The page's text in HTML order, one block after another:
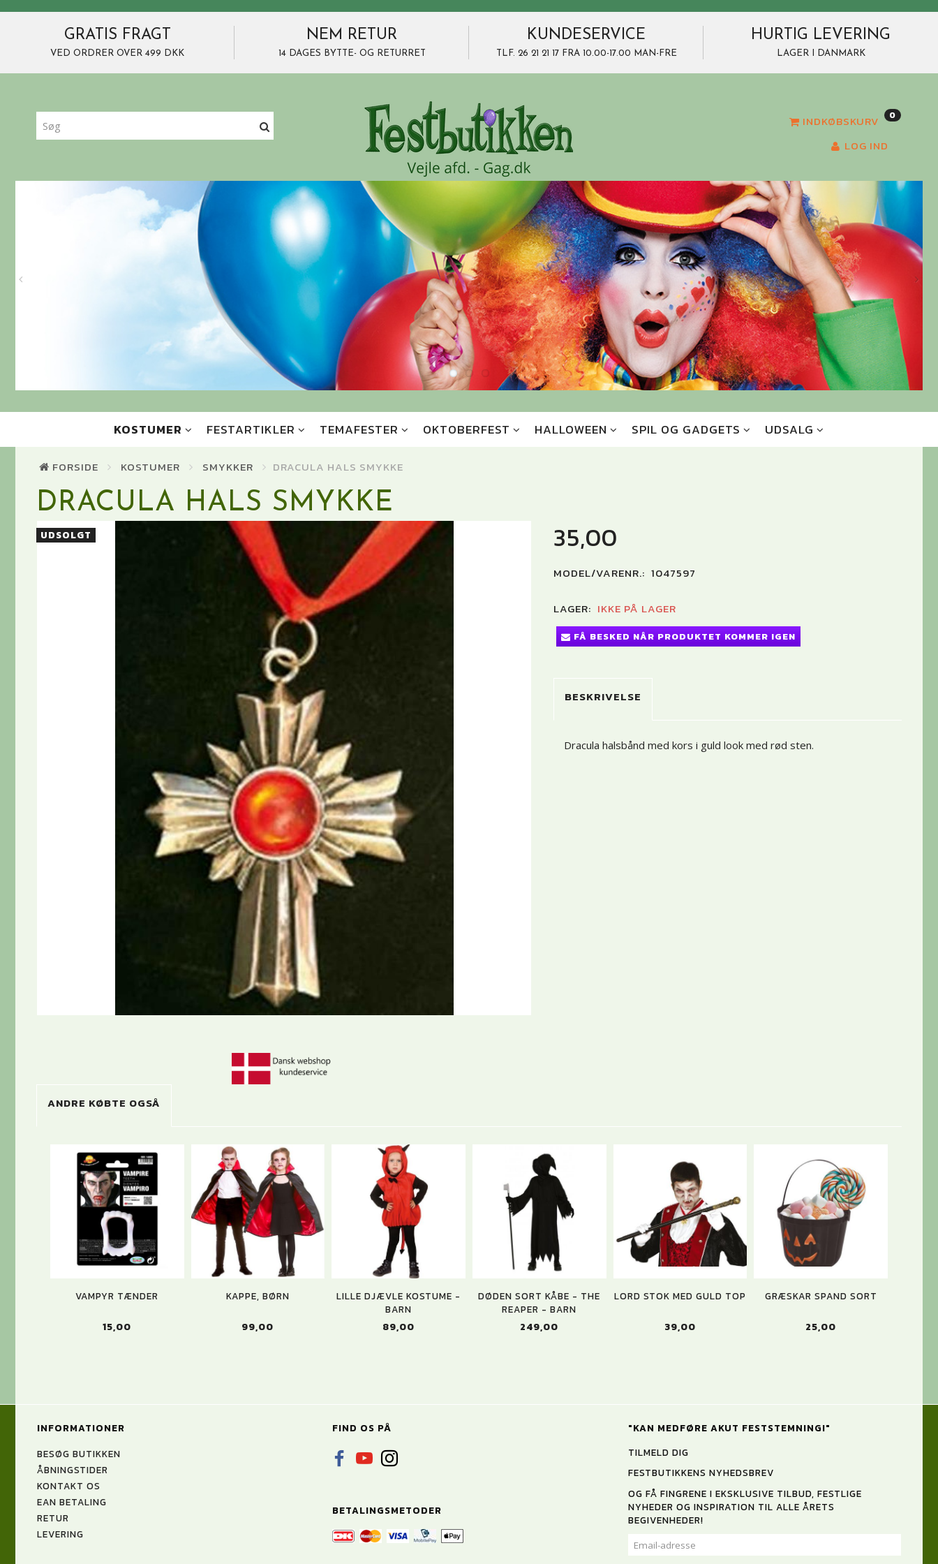
GRATIS FRAGT
VED ORDRER OVER 499 DKK
NEM RETUR
14 DAGES BYTTE- OG RETURRET
KUNDESERVICE
TLF. 26 21 21 17 FRA 10.00-17.00 MAN-FRE
HURTIG LEVERING
LAGER I DANMARK
INDKØBSKURV 0
LOG IND
KOSTUMER FESTARTIKLER TEMAFESTER OKTOBERFEST HALLOWEEN SPIL OG GADGETS UDSALG
FORSIDE KOSTUMER SMYKKER DRACULA HALS SMYKKE
DRACULA HALS SMYKKE
UDSOLGT 35,00
MODEL/VARENR.: 1047597
LAGER: IKKE PÅ LAGER
FÅ BESKED NÅR PRODUKTET KOMMER IGEN
BESKRIVELSE
Dracula halsbånd med kors i guld look med rød sten.
ANDRE KØBTE OGSÅ
VAMPYR TÆNDER
15,00
KAPPE, BØRN
99,00
LILLE DJÆVLE KOSTUME -
BARN
89,00
DØDEN SORT KÅBE - THE
REAPER - BARN
249,00
LORD STOK MED GULD TOP
39,00
GRÆSKAR SPAND SORT
25,00
INFORMATIONER
BESØG BUTIKKEN
ÅBNINGSTIDER
KONTAKT OS
EAN BETALING
RETUR
LEVERING
FIND OS PÅ
BETALINGSMETODER
"KAN MEDFØRE AKUT FESTSTEMNING!"
TILMELD DIG
FESTBUTIKKENS NYHEDSBREV
OG FÅ FINGRENE I EKSKLUSIVE TILBUD, FESTLIGE
NYHEDER OG INSPIRATION TIL ALLE ÅRETS
BEGIVENHEDER!
EMAIL-
ADRESSE